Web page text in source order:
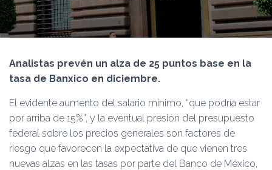
N
A
V
A
Ó
Analistas prevén un alza de 25 puntos base en la
tasa de Banxico en diciembre.
El evidente aumento del salario mínimo, “que podría estar
por arriba de 15%”, y la eventual presión del presupuesto
federal sobre los precios generales son factores de
riesgo que favorecen la expectativa de que vienen tres
nuevas alzas en las tasas por parte del Banco de México,